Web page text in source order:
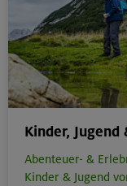
Kinder, Jugend
Abenteuer- &
Kinder & Jugend